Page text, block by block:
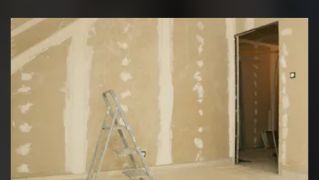
Pose de placo